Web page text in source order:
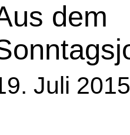
dem
Juli 2015